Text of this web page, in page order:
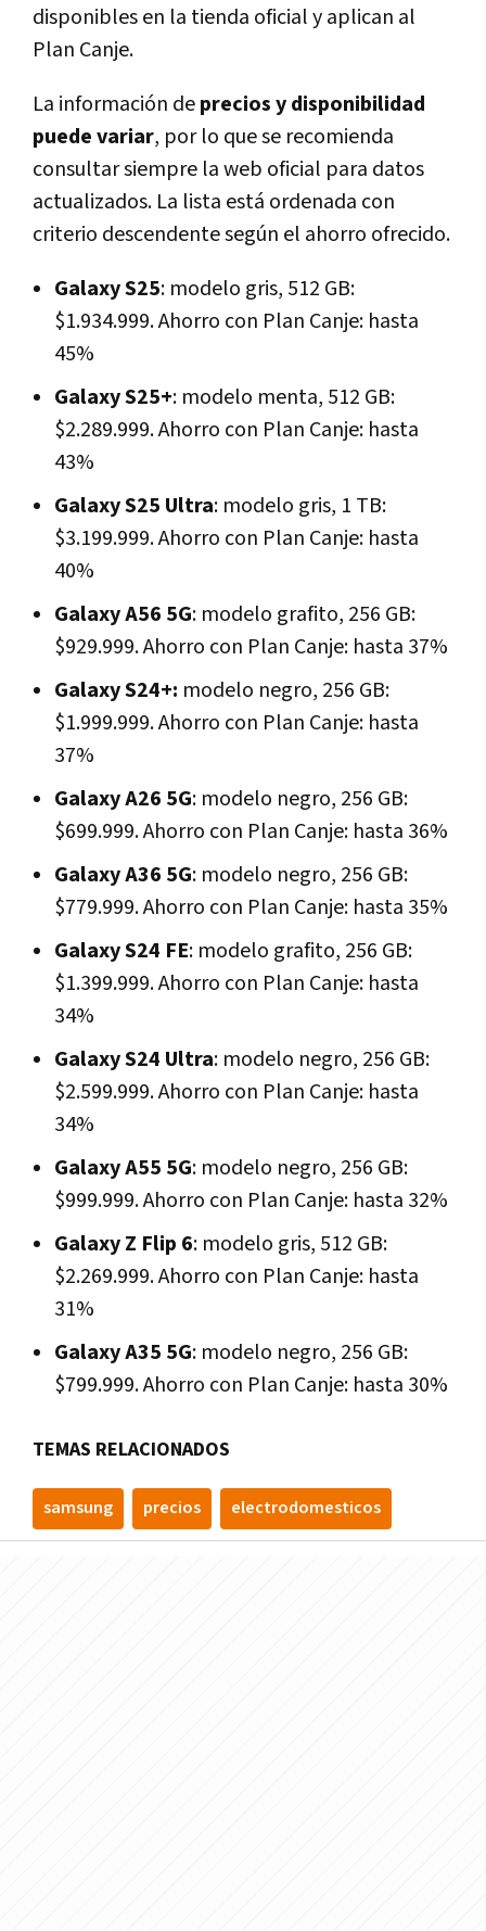
disponibles en la tienda oficial y aplican al
Plan Canje.
La información deprecios y disponibilidad
puede variar, por lo que se recomienda
consultar siempre la web oficial para datos
actualizados. La lista está ordenada con
criterio descendente según el ahorro ofrecido.
Galaxy S25: modelo gris, 512 GB:
$1.934.999. Ahorro con Plan Canje: hasta
45%
Galaxy S25+: modelo menta, 512 GB:
$2.289.999. Ahorro con Plan Canje: hasta
43%
Galaxy S25 Ultra: modelo gris, 1 TB:
$3.199.999. Ahorro con Plan Canje: hasta
40%
Galaxy A56 5G: modelo grafito, 256 GB:
$929.999. Ahorro con Plan Canje: hasta 37%
Galaxy S24+: modelo negro, 256 GB:
$1.999.999. Ahorro con Plan Canje: hasta
37%
Galaxy A26 5G: modelo negro, 256 GB:
$699.999. Ahorro con Plan Canje: hasta 36%
Galaxy A36 5G: modelo negro, 256 GB:
$779.999. Ahorro con Plan Canje: hasta 35%
Galaxy S24 FE: modelo grafito, 256 GB:
$1.399.999. Ahorro con Plan Canje: hasta
34%
Galaxy S24 Ultra: modelo negro, 256 GB:
$2.599.999. Ahorro con Plan Canje: hasta
34%
Galaxy A55 5G: modelo negro, 256 GB:
$999.999. Ahorro con Plan Canje: hasta 32%
Galaxy Z Flip 6: modelo gris, 512 GB:
$2.269.999. Ahorro con Plan Canje: hasta
31%
Galaxy A35 5G: modelo negro, 256 GB:
$799.999. Ahorro con Plan Canje: hasta 30%
TEMAS RELACIONADOS
samsung precios electrodomesticos